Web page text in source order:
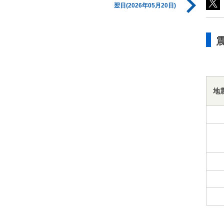
翌日(2026年05月20日)
地